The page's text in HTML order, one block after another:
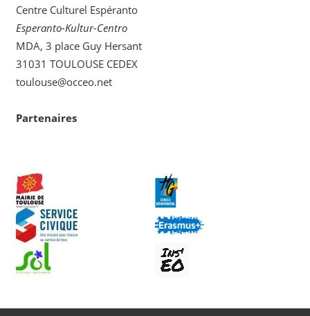
Centre Culturel Espéranto
Esperanto-Kultur-Centro
MDA, 3 place Guy Hersant
31031 TOULOUSE CEDEX
toulouse@occeo.net
Partenaires